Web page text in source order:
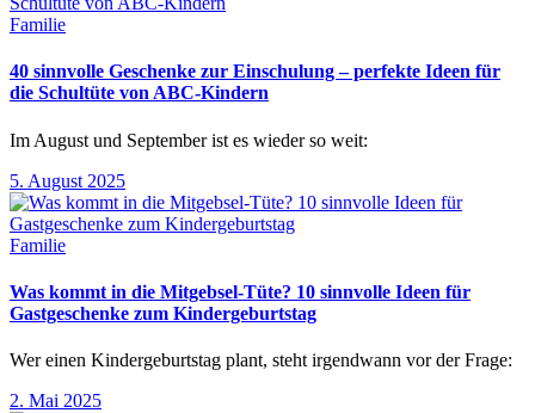
Familie
40 sinnvolle Geschenke zur Einschulung – perfekte Ideen für
die Schultüte von ABC-Kindern
Im August und September ist es wieder so weit:
5. August 2025
Familie
Was kommt in die Mitgebsel-Tüte? 10 sinnvolle Ideen für
Gastgeschenke zum Kindergeburtstag
Wer einen Kindergeburtstag plant, steht irgendwann vor der Frage:
2. Mai 2025